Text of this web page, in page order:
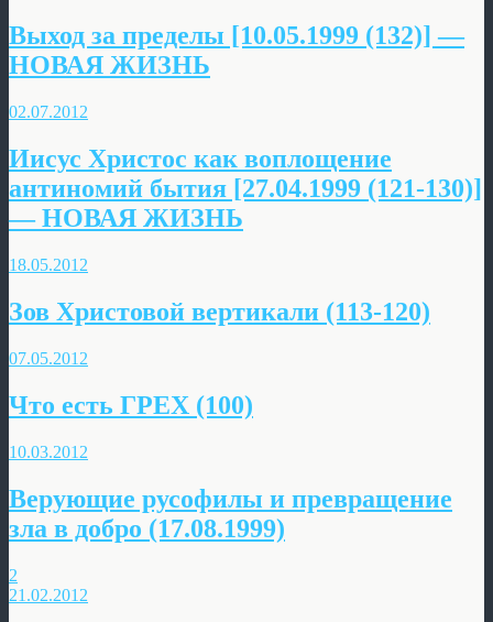
Выход за пределы [10.05.1999 (132)] —
НОВАЯ ЖИЗНЬ
02.07.2012
Иисус Христос как воплощение
антиномий бытия [27.04.1999 (121-130)]
— НОВАЯ ЖИЗНЬ
18.05.2012
Зов Христовой вертикали (113-120)
07.05.2012
Что есть ГРЕХ (100)
10.03.2012
Верующие русофилы и превращение
зла в добро (17.08.1999)
2
21.02.2012